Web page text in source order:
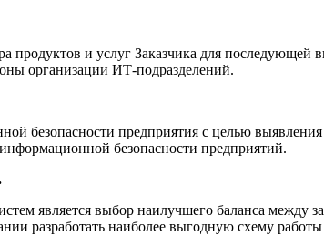
продуктов и услуг Заказчика для
организации ИТ-подразделений.
безопасности предприятия с целью
безопасности предприятий.
является выбор наилучшего баланса между
разработать наиболее выгодную схему